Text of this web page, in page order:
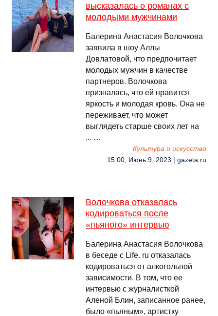
высказалась о романах с
молодыми мужчинами
Балерина Анастасия Волочкова
заявила в шоу Аллы
Довлатовой, что предпочитает
молодых мужчин в качестве
партнеров. Волочкова
призналась, что ей нравится
яркость и молодая кровь. Она не
переживает, что может
выглядеть старше своих лет на
... …
Культура и искусство
15:00, Июнь 9, 2023 | gazeta.ru
Волочкова отказалась
кодироваться после
«пьяного» интервью
Балерина Анастасия Волочкова
в беседе с Life. ru отказалась
кодироваться от алкогольной
зависимости. В том, что ее
интервью с журналисткой
Аленой Блин, записанное ранее,
было «пьяным», артистку